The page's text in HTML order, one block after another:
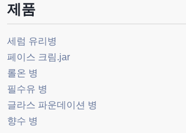
제품
세럼 유리병
페이스 크림.jar
롤온 병
필수유 병
글라스 파운데이션 병
향수 병